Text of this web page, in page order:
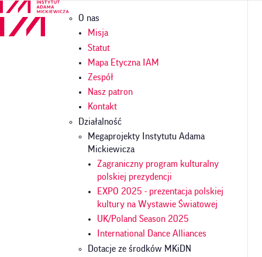
Przejdź
treści
Główna
nawigacja
O nas
Misja
Statut
Mapa Etyczna IAM
Zespół
Nasz patron
Kontakt
Działalność
Megaprojekty Instytutu Adama
Mickiewicza
Zagraniczny program kulturalny
polskiej prezydencji
EXPO 2025 - prezentacja polskiej
kultury na Wystawie Światowej
UK/Poland Season 2025
International Dance Alliances
Dotacje ze środków MKiDN